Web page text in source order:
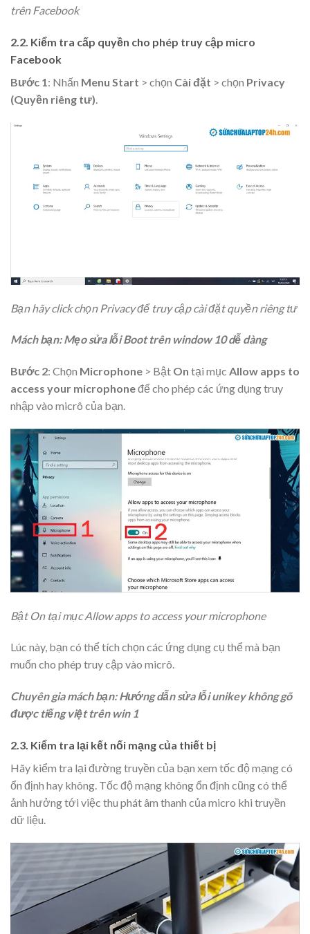
trên Facebook
2.2. Kiểm tra cấp quyền cho phép truy cập micro
Facebook
Bước 1 : Nhấn Menu Start > chọn Cài đặt > chọn Privacy
(Quyền riêng tư)
Bạn hãy click chọn Privacy để truy cập cài đặt quyền riêng tư
Mách bạn: Mẹo sửa lỗi Boot trên window 10 dễ dàng
Bước 2: Chọn Microphone > Bật On tại mục Allow apps to
access your microphoneđể cho phép các ứng dụng truy
nhập vào micrô của bạn.
Bật On tại mục Allow apps to access your microphone
Lúc này, bạn có thể tích chọn các ứng dụng cụ thể mà bạn
muốn cho phép truy cập vào micrô.
Chuyên gia mách bạn: Hướng dẫn sửa lỗi unikey không gõ
được tiếng việt trên win 1
2.3. Kiểm tra lại kết nối mạng của thiết bị
Hãy kiểm tra lại đường truyền của bạn xem tốc độ mạng có
ổn định hay không. Tốc độ mạng không ổn định cũng có thể
ảnh hưởng tới việc thu phát âm thanh của micro khi truyền
dữ liệu.